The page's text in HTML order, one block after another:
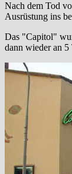
Nach dem Tod
Ausrüstung ins
Das "Capitol"
dann wieder an 5